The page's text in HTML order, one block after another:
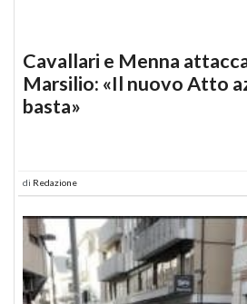
Cavallari e Menna
Marsilio: «Il nuovo Atto
basta»
di Redazione